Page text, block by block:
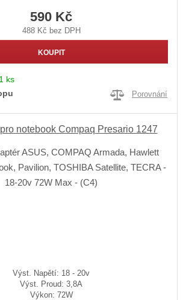
590 Kč
488 Kč bez DPH
KOUPIT
ks
Porovnání
notebook Compaq Presario 1247
Výst. Napětí: 18 - 20v
Výst. Proud: 3,8A
Výkon: 72W